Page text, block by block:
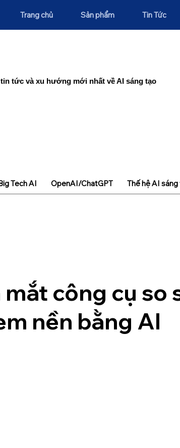
Trang chủ Sản phẩm Tin Tức
tức và xu hướng mới nhất về AI sáng tạo
công cụ so
nền bằng AI
Tech AI OpenAI/ChatGPT Thế hệ AI